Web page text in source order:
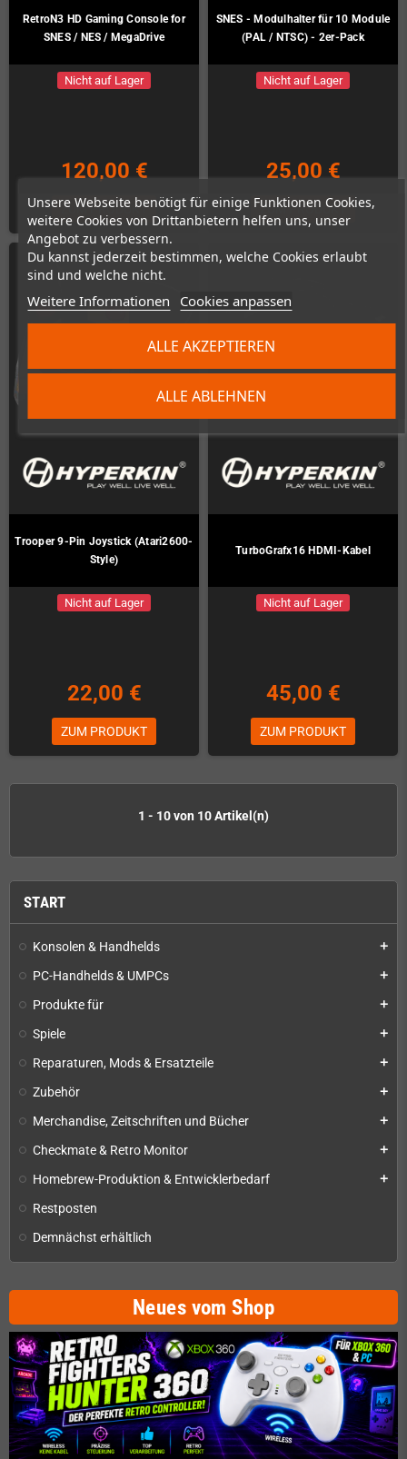
Unsere Webseite benötigt für einige Funktionen Cookies,
weitere Cookies von Drittanbietern helfen uns, unser
Angebot zu verbessern.
Du kannst jederzeit bestimmen, welche Cookies erlaubt
sind und welche nicht.
Weitere Informationen Cookies anpassen
ALLE ABLEHNEN
ALLE AKZEPTIEREN
START
Konsolen & Handhelds add
PC-Handhelds & UMPCs add
Produkte für add
Spiele add
Reparaturen, Mods & Ersatzteile add
Zubehör add
Merchandise, Zeitschriften und Bücher add
Checkmate & Retro Monitor add
Homebrew-Produktion & Entwicklerbedarf add
Restposten
Demnächst erhältlich
Neues vom Shop
RetroN3 HD Gaming Console for
SNES / NES / MegaDrive
Nicht auf Lager
120,00 €
ZUM PRODUKT
SNES - Modulhalter für 10 Module
(PAL / NTSC) - 2er-Pack
Nicht auf Lager
25,00 €
ZUM PRODUKT
Trooper 9-Pin Joystick (Atari2600-
Style)
Nicht auf Lager
22,00 €
ZUM PRODUKT
TurboGrafx16 HDMI-Kabel
Nicht auf Lager
45,00 €
ZUM PRODUKT
1 - 10 von 10 Artikel(n)